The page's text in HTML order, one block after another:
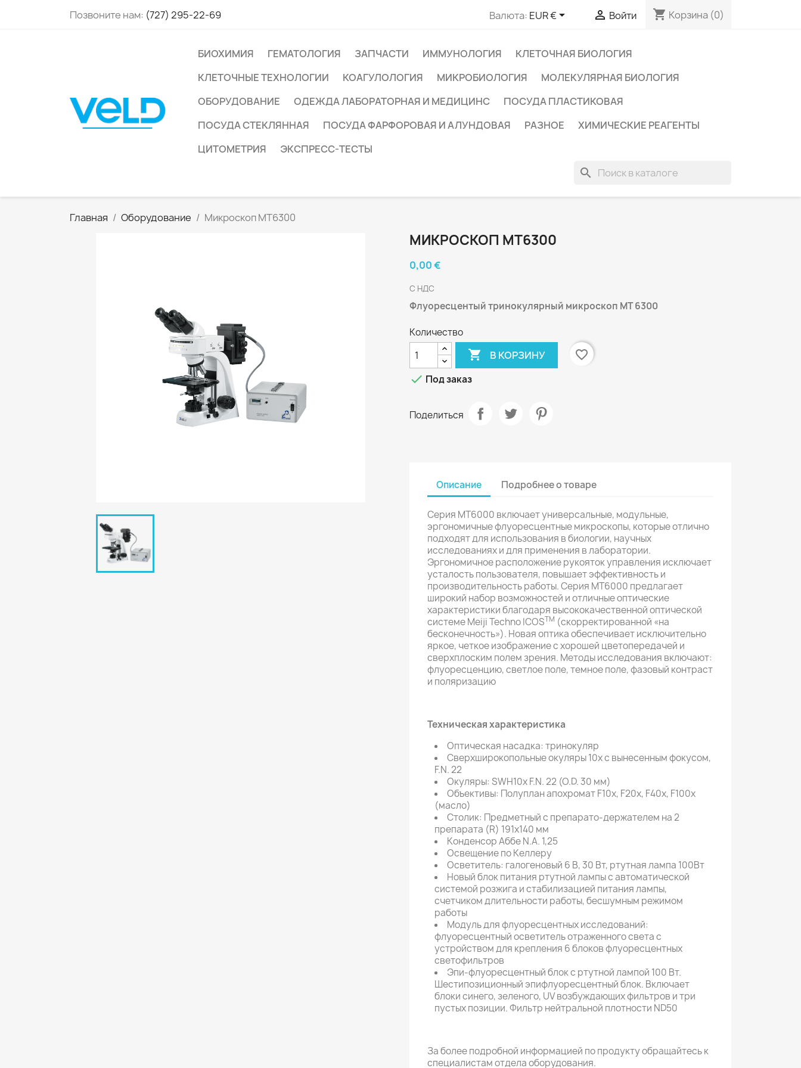
Позвоните нам: (727) 295-22-69 Валюта: EUR €  Войти shopping_cart Корзина (0)
БИОХИМИЯ ГЕМАТОЛОГИЯ ЗАПЧАСТИ ИММУНОЛОГИЯ
КЛЕТОЧНАЯ БИОЛОГИЯ
КЛЕТОЧНЫЕ ТЕХНОЛОГИИ
КОАГУЛОЛОГИЯ МИКРОБИОЛОГИЯ
МОЛЕКУЛЯРНАЯ БИОЛОГИЯ
ОБОРУДОВАНИЕ
ОДЕЖДА ЛАБОРАТОРНАЯ И МЕДИЦИНС
ПОСУДА ПЛАСТИКОВАЯ
ПОСУДА СТЕКЛЯННАЯ
ПОСУДА ФАРФОРОВАЯ И АЛУНДОВАЯ РАЗНОЕ
ХИМИЧЕСКИЕ РЕАГЕНТЫ
ЦИТОМЕТРИЯ
ЭКСПРЕСС-ТЕСТЫ
search
Главная Оборудование Микроскоп MT6300
МИКРОСКОП MT6300
0,00 €
С НДС
Флуоресцентый тринокулярный микроскоп MT6300
Количество
 В КОРЗИНУ
favorite_border
 Под заказ
Поделиться
Описание Подробнее о товаре
Серия MT6000 включает универсальные, модульные,
эргономичные флуоресцентные микроскопы, которые отлично
подходят для использования в биологии, научных
исследованиях и для применения в лаборатории.
Эргономичное расположение рукояток управления исключает
усталость пользователя, повышает эффективность и
производительность работы. Серия MT6000 предлагает
широкий набор возможностей и отличные оптические
характеристики благодаря высококачественной оптической
системе Meiji Techno ICOSTM (скорректированной «на
бесконечность»). Новая оптика обеспечивает исключительно
яркое, четкое изображение с хорошей цветопередачей и
сверхплоским полем зрения. Методы исследования включают:
флуоресценцию, светлое поле, темное поле, фазовый контраст
и поляризацию
Техническая характеристика
Оптическая насадка: тринокуляр
Сверхширокопольные окуляры 10x с вынесенным фокусом,
F.N. 22
Окуляры: SWH10x F.N. 22 (O.D. 30 мм)
Объективы: Полуплан апохромат F10x, F20x, F40x, F100x
(масло)
Столик: Предметный с препарато-держателем на 2
препарата (R) 191х140 мм
Конденсор Аббе N.A. 1,25
Освещение по Келлеру
Осветитель: галогеновый 6 В, 30 Вт, ртутная лампа 100Вт
Новый блок питания ртутной лампы с автоматической
системой розжига и стабилизацией питания лампы,
счетчиком длительности работы, бесшумным режимом
работы
Модуль для флуоресцентных исследований:
флуоресцентный осветитель отраженного света с
устройством для крепления 6 блоков флуоресцентных
светофильтров
Эпи-флуоресцентный блок с ртутной лампой 100 Вт.
Шестипозиционный эпифлуоресцентный блок. Включает
блоки синего, зеленого, UV возбуждающих фильтров и три
пустых позиции. Фильтр нейтральной плотности ND50
За более подробной информацией по продукту обращайтесь к
специалистам отдела оборудования.